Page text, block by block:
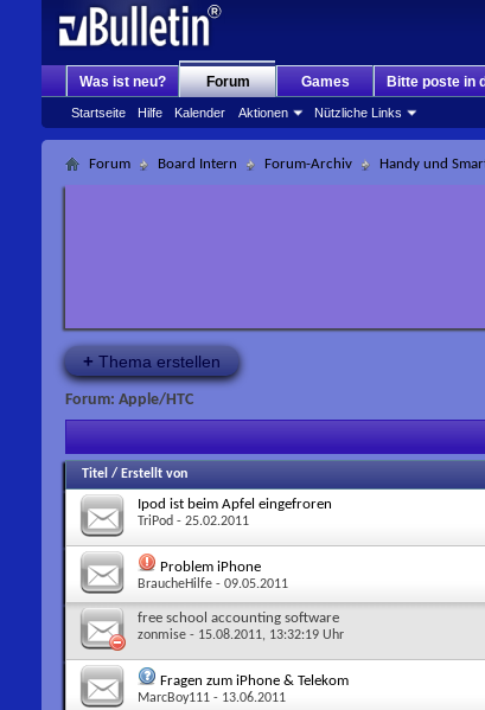
Was ist neu? Forum
Startseite Hilfe Kalender Aktionen Nützliche Links
Games Bitte poste in
Forum Board Intern Forum-Archiv Handy und
+ Thema erstellen
Forum: Apple/HTC
Titel / Erstellt von
Ipod ist beim Apfel eingefroren
TriPod - 25.02.2011
Problem iPhone
BraucheHilfe - 09.05.2011
free school accounting software
zonmise - 15.08.2011, 13:32:19 Uhr
Fragen zum iPhone & Telekom
MarcBoy111 - 13.06.2011